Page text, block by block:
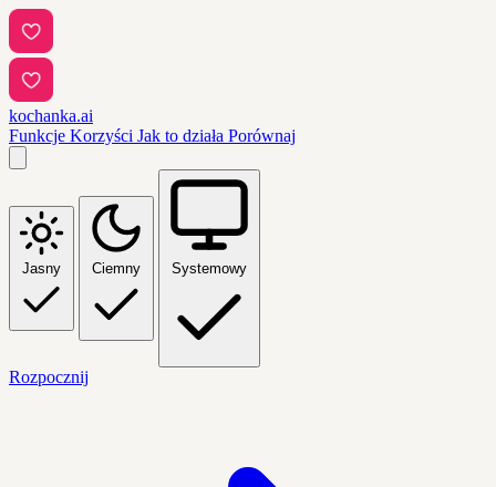
kochanka.ai
Funkcje Korzyści Jak to działa Porównaj
Jasny Ciemny Systemowy
Rozpocznij